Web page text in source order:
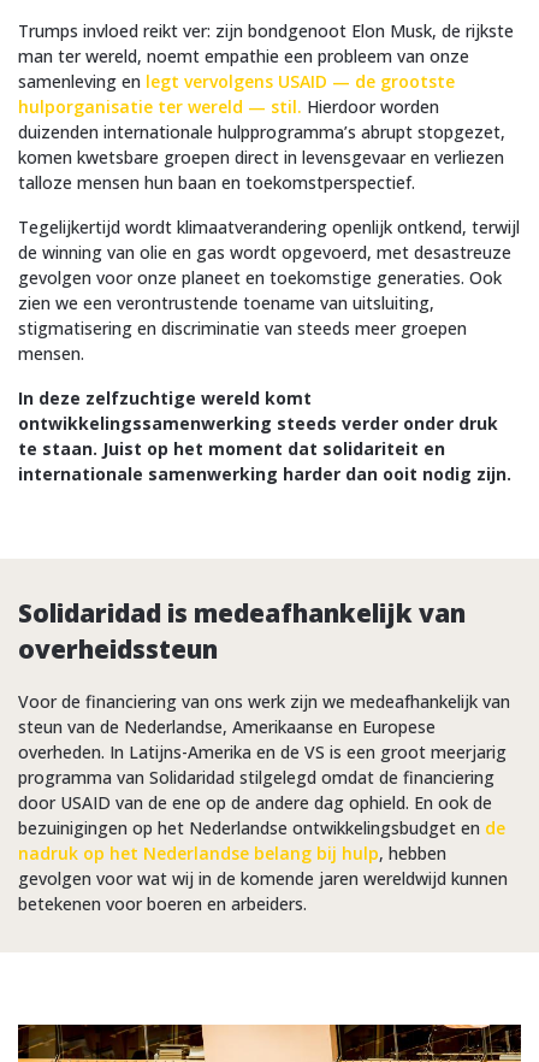
Trumps invloed reikt ver: zijn bondgenoot Elon Musk, de rijkste
man ter wereld, noemt empathie een probleem van onze
samenleving en legt vervolgens USAID — de grootste
hulporganisatie ter wereld — stil. Hierdoor worden
duizenden internationale hulpprogramma’s abrupt stopgezet,
komen kwetsbare groepen direct in levensgevaar en verliezen
talloze mensen hun baan en toekomstperspectief.
Tegelijkertijd wordt klimaatverandering openlijk ontkend, terwijl
de winning van olie en gas wordt opgevoerd, met desastreuze
gevolgen voor onze planeet en toekomstige generaties. Ook
zien we een verontrustende toename van uitsluiting,
stigmatisering en discriminatie van steeds meer groepen
mensen.
In deze zelfzuchtige wereld komt
ontwikkelingssamenwerking steeds verder onder druk
te staan. Juist op het moment dat solidariteit en
internationale samenwerking harder dan ooit nodig zijn.
Solidaridad is medeafhankelijk van
overheidssteun
Voor de financiering van ons werk zijn we medeafhankelijk van
steun van de Nederlandse, Amerikaanse en Europese
overheden. In Latijns-Amerika en de VS is een groot meerjarig
programma van Solidaridad stilgelegd omdat de financiering
door USAID van de ene op de andere dag ophield. En ook de
bezuinigingen op het Nederlandse ontwikkelingsbudget en de
nadruk op het Nederlandse belang bij hulp, hebben
gevolgen voor wat wij in de komende jaren wereldwijd kunnen
betekenen voor boeren en arbeiders.